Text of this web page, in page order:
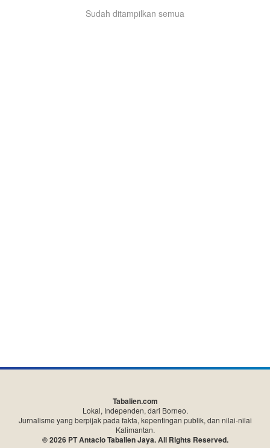
Sudah ditampilkan semua
Tabalien.com
Lokal, Independen, dari Borneo.
Jurnalisme yang berpijak pada fakta, kepentingan publik, dan nilai-nilai
Kalimantan.
© 2026 PT Antacio Tabalien Jaya. All Rights Reserved.